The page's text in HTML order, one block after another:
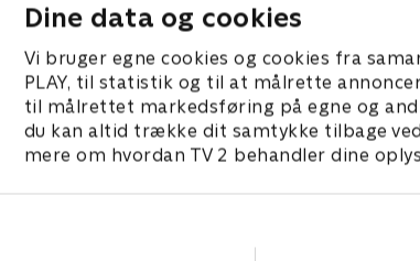
Dine data og cookies
Vi bruger egne cookies og cookies fra
PLAY, til statistik og til at målrette
til målrettet markedsføring på egne og
du kan altid trække dit samtykke tilbage
mere om hvordan TV 2 behandler dine